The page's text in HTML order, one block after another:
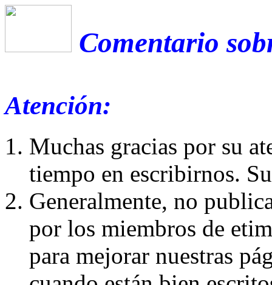
Comentario
Atención:
Muchas gracias por su
tiempo en escribirnos.
Generalmente, no
por los miembros de
para mejorar nuestras